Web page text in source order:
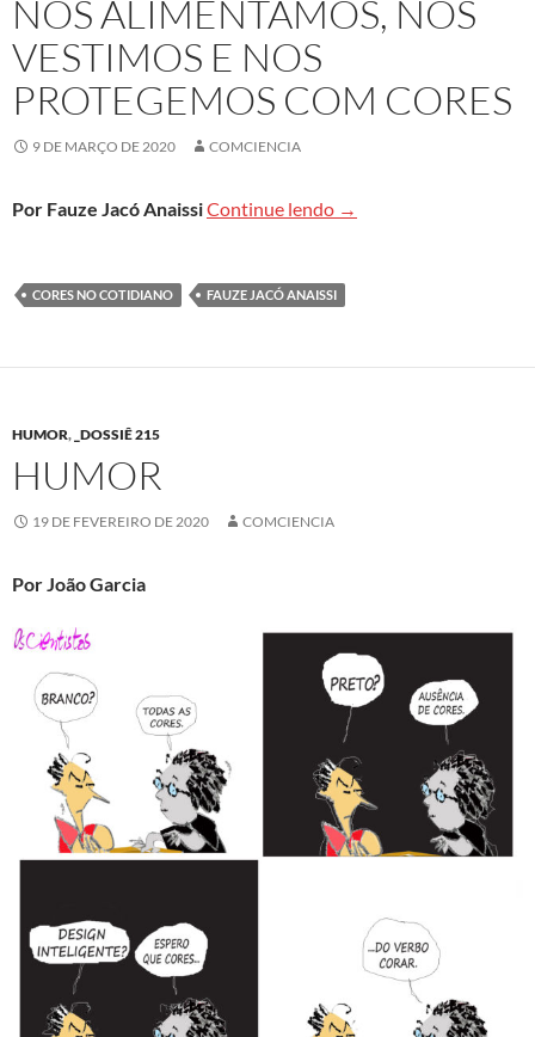
NOS ALIMENTAMOS, NOS
VESTIMOS E NOS
PROTEGEMOS COM CORES
9 DE MARÇO DE 2020 COMCIENCIA
Por Fauze Jacó AnaissiContinue lendo Nos alimentamos, nos
→
CORES NO COTIDIANO FAUZE JACÓ ANAISSI
HUMOR, _DOSSIÊ 215
HUMOR
19 DE FEVEREIRO DE 2020 COMCIENCIA
Por João Garcia